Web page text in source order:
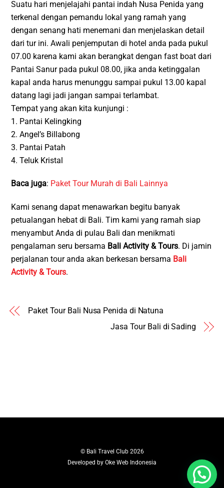
Suatu hari menjelajahi pantai indah Nusa Penida yang
terkenal dengan pemandu lokal yang ramah yang
dengan senang hati menemani dan menjelaskan detail
dari tur ini. Awali penjemputan di hotel anda pada pukul
07.00 karena kami akan berangkat dengan fast boat dari
Pantai Sanur pada pukul 08.00, jika anda ketinggalan
kapal anda harus menunggu sampai pukul 13.00 kapal
datang lagi jadi jangan sampai terlambat.
Tempat yang akan kita kunjungi :
1. Pantai Kelingking
2. Angel’s Billabong
3. Pantai Patah
4. Teluk Kristal
Baca juga: Paket Tour Murah di Bali Lainnya
Kami senang dapat menawarkan begitu banyak
petualangan hebat di Bali. Tim kami yang ramah siap
menyambut Anda di pulau Bali dan menikmati
pengalaman seru bersama Bali Activity & Tours. Di jamin
perjalanan tour anda akan berkesan bersama Bali
Activity & Tours.
Paket Tour Bali Nusa Penida di Natuna
Jasa Tour Bali di Sading
© Bali Travel Club2026
Developed by Oke Web Indonesia